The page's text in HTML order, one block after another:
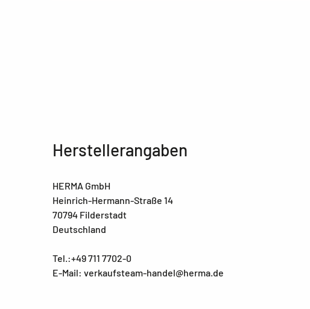
Herstellerangaben
HERMA GmbH
Heinrich-Hermann-Straße 14
70794 Filderstadt
Deutschland
Tel.:+49 711 7702-0
E-Mail: verkaufsteam-handel@herma.de